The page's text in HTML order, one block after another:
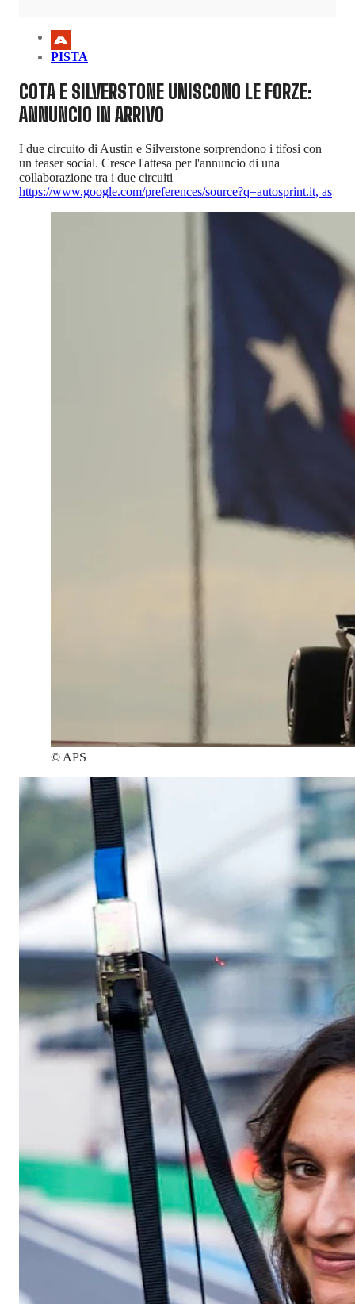
PISTA
COTA E SILVERSTONE UNISCONO LE FORZE:
ANNUNCIO IN ARRIVO
I due circuito di Austin e Silverstone sorprendono i tifosi con
un teaser social. Cresce l'attesa per l'annuncio di una
collaborazione tra i due circuiti
https://www.google.com/preferences/source?q=autosprint.it, as
© APS